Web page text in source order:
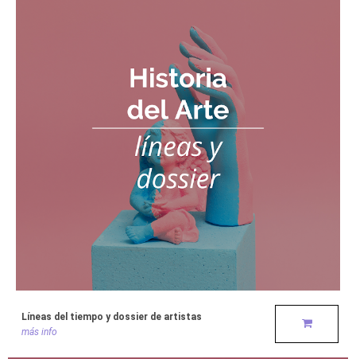
Líneas del tiempo y dossier de artistas
más info